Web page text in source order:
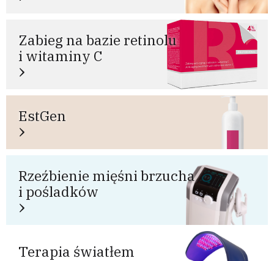
Zabieg na bazie retinolu
i witaminy C
EstGen
Rzeźbienie mięśni brzucha
i pośladków
Terapia światłem